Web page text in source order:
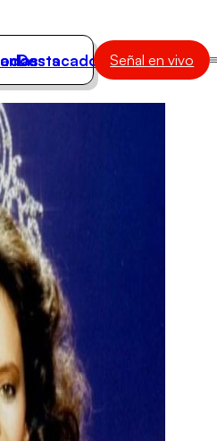
Destacados Señal en vivo